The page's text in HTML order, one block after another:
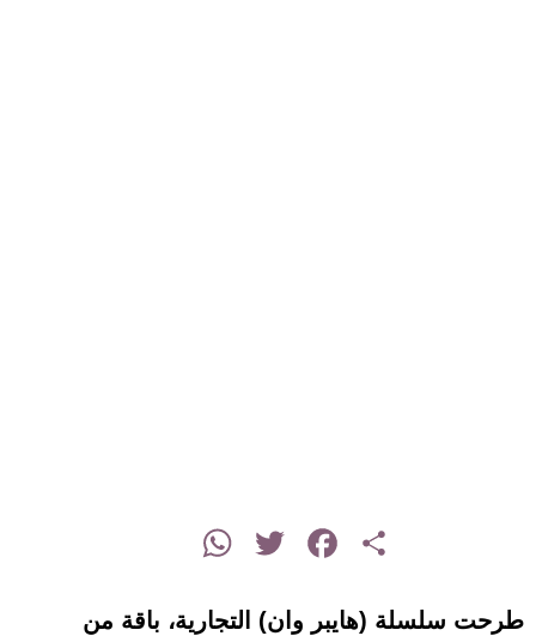
Share
Facebook
Twitter
WhatsApp
طرحت سلسلة (هايبر وان) التجارية، باقة من